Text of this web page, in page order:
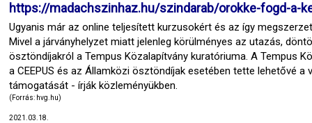
https://madachszinhaz.hu/szindarab/orokke-fogd-a-
Ugyanis már az online teljesített kurzusokért és az így
Mivel a járványhelyzet miatt jelenleg körülményes az utazás,
ösztöndíjakról a Tempus Közalapítvány kuratóriuma. A Tempus
a CEEPUS és az Államközi ösztöndíjak esetében tette lehetővé
támogatását - írják közleményükben.
(Forrás: hvg.hu)
2021.03.18.